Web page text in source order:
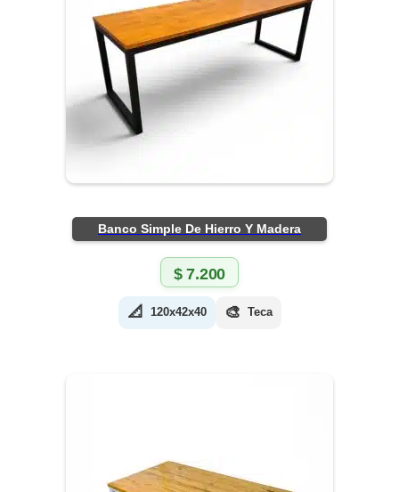
Banco Simple De Hierro Y Madera
$7.200
📐 120x42x40 🎨 Teca